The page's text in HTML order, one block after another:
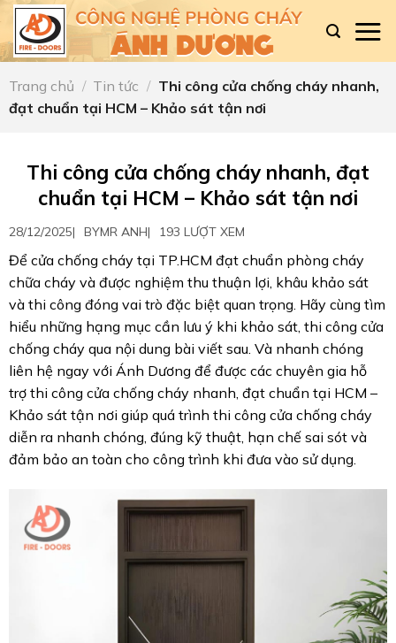
Skip
content
Trang chủ / Tin tức / Thi công cửa chống cháy nhanh,
đạt chuẩn tại HCM – Khảo sát tận nơi
Thi công cửa chống cháy nhanh, đạt
chuẩn tại HCM – Khảo sát tận nơi
28/12/2025| BYMR ANH| 193 LƯỢT XEM
Để cửa chống cháy tại TP.HCM đạt chuẩn phòng cháy
chữa cháy và được nghiệm thu thuận lợi, khâu khảo sát
và thi công đóng vai trò đặc biệt quan trọng. Hãy cùng tìm
hiểu những hạng mục cần lưu ý khi khảo sát, thi công cửa
chống cháy qua nội dung bài viết sau. Và nhanh chóng
liên hệ ngay với Ánh Dương để được các chuyên gia hỗ
trợ thi công cửa chống cháy nhanh, đạt chuẩn tại HCM –
Khảo sát tận nơi giúp quá trình thi công cửa chống cháy
diễn ra nhanh chóng, đúng kỹ thuật, hạn chế sai sót và
đảm bảo an toàn cho công trình khi đưa vào sử dụng.